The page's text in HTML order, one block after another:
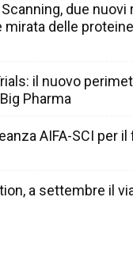
due nuovi
mirata delle
il nuovo
Pharma
AIFA-SCI per il
a settembre il